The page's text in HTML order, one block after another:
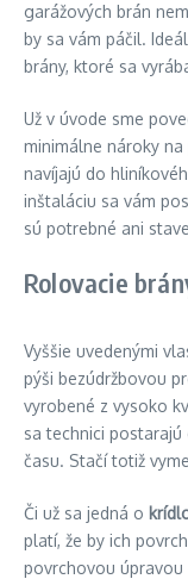
garážových brán
by sa vám páčil.
brány, ktoré sa
Už v úvode sme
minimálne nároky
navíjajú do
inštaláciu sa vám
sú potrebné ani
Rolovacie
Vyššie uvedenými
pýši bezúdržbovou
vyrobené z vysoko
sa technici
času. Stačí totiž
Či už sa jedná o
platí, že by ich
povrchovou úpravou